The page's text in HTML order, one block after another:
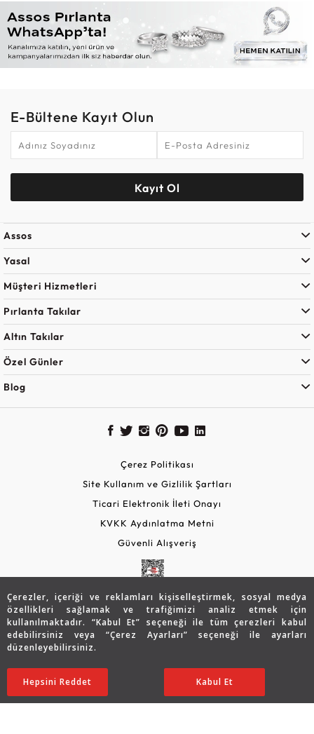
Çerezler, içeriği ve reklamları kişiselleştirmek, sosyal medya
özellikleri sağlamak ve trafiğimizi analiz etmek için
kullanılmaktadır. “Kabul Et” seçeneği ile tüm çerezleri kabul
edebilirsiniz veya “Çerez Ayarları” seçeneği ile ayarları
düzenleyebilirsiniz.
Ayarları Düzenle
Hepsini Reddet Kabul Et
13.540 TL
10.805 TL
10.265 TL SATIN ALIN
E-Bültene Kayıt Olun
Kayıt Ol
Assos
Yasal
Müşteri Hizmetleri
Pırlanta Takılar
Altın Takılar
Özel Günler
Blog
Çerez Politikası
Site Kullanım ve Gizlilik Şartları
Ticari Elektronik İleti Onayı
KVKK Aydınlatma Metni
Güvenli Alışveriş
Copyright © 2026 Assos Pırlanta - Bu sitenin tüm hakları